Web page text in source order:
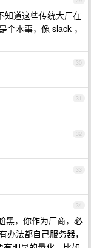
知道这些传统大厂在
个本事，像 slack ，
30
31
32
33
34
黑，你作为厂商，必
法都自己服务器，